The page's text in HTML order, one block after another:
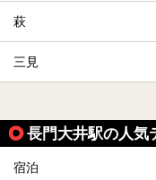
萩
三見
長門大井駅の人気
宿泊